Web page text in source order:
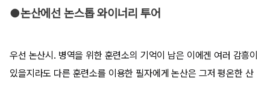
●논산에선 논스톱 와이너리 투어
우선 논산시. 병역을 위한 훈련소의 기억이 남은 이에겐 여러 감흥이
있을지라도 다른 훈련소를 이용한 필자에게 논산은 그저 평온한 산